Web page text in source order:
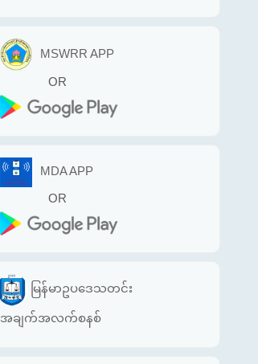
MSWRR APP
OR
MDA APP
OR
မြန်မာဥပဒေသတင်း
အချက်အလက်စနစ်